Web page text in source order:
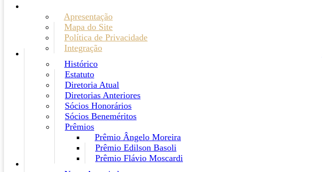
Apresentação
Mapa do Site
Política de Privacidade
Integração
Histórico
Estatuto
Diretoria Atual
Diretorias Anteriores
Sócios Honorários
Sócios Beneméritos
Prêmios
Prêmio Ângelo Moreira
Prêmio Edilson Basoli
Prêmio Flávio Moscardi